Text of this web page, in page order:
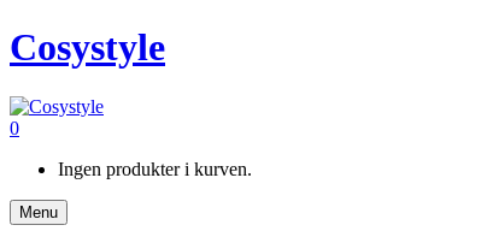
Cosystyle
0
Ingen produkter i kurven.
Menu